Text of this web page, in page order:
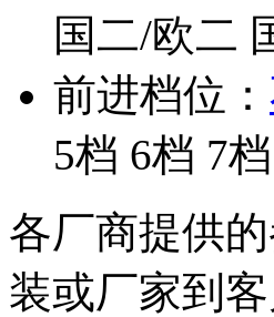
国二/欧二
前进档位：
5档 6档 7档
各厂商提供
装或厂家到